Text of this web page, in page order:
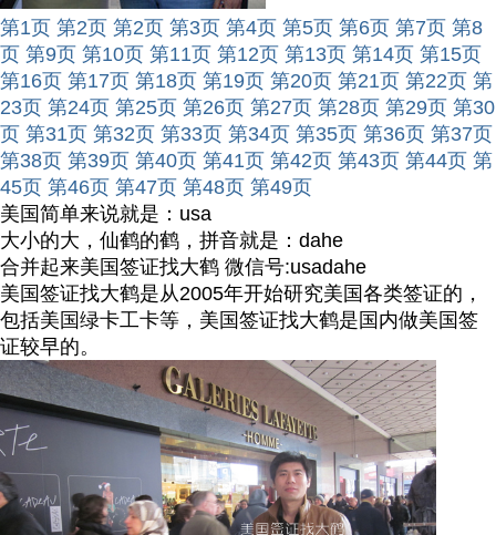
第1页 第2页 第2页 第3页 第4页 第5页 第6页 第7页 第8
页 第9页 第10页 第11页 第12页 第13页 第14页 第15页
第16页 第17页 第18页 第19页 第20页 第21页 第22页 第
23页 第24页 第25页 第26页 第27页 第28页 第29页 第30
页 第31页 第32页 第33页 第34页 第35页 第36页 第37页
第38页 第39页 第40页 第41页 第42页 第43页 第44页 第
45页 第46页 第47页 第48页 第49页
美国简单来说就是：usa
大小的大，仙鹤的鹤，拼音就是：dahe
合并起来美国签证找大鹤 微信号:usadahe
美国签证找大鹤是从2005年开始研究美国各类签证的，
包括美国绿卡工卡等，美国签证找大鹤是国内做美国签
证较早的。